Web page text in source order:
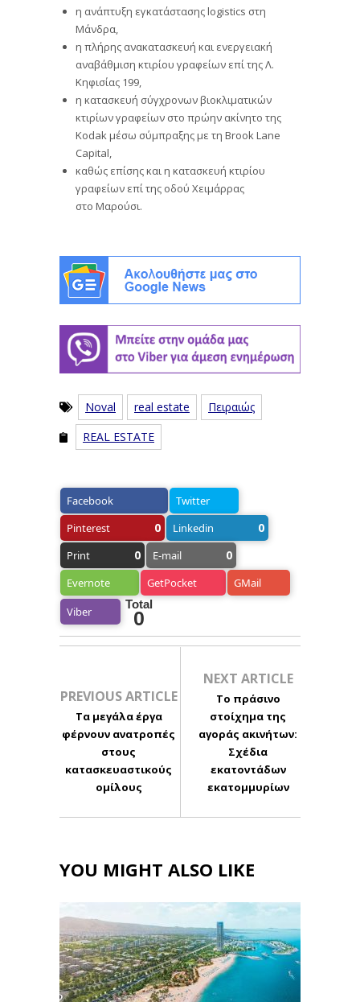
η ανάπτυξη εγκατάστασης logistics στη
Μάνδρα,
η πλήρης ανακατασκευή και ενεργειακή
αναβάθμιση κτιρίου γραφείων επί της Λ.
Κηφισίας 199,
η κατασκευή σύγχρονων βιοκλιματικών
κτιρίων γραφείων στο πρώην ακίνητο της
Kodak μέσω σύμπραξης με τη Brook Lane
Capital,
καθώς επίσης και η κατασκευή κτιρίου
γραφείων επί της οδού Χειμάρρας
στο Μαρούσι.
Noval real estate
Πειραιώς
REAL ESTATE
Facebook
Twitter
Pinterest
0 Linkedin 0
Print 0 E-mail 0
Evernote GetPocket GMail
Viber
Total
0
PREVIOUS ARTICLE
Τα μεγάλα έργα
φέρνουν ανατροπές
στους
κατασκευαστικούς
ομίλους
NEXT ARTICLE
Το πράσινο
στοίχημα της
αγοράς ακινήτων:
Σχέδια
εκατοντάδων
εκατομμυρίων
YOU MIGHT ALSO LIKE